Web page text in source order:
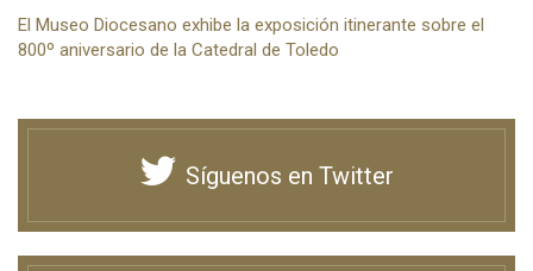
El Museo Diocesano exhibe la exposición itinerante sobre el
800º aniversario de la Catedral de Toledo
Síguenos en Twitter